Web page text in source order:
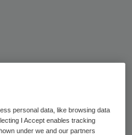
wordt
in Amsterdam
personal data, like browsing data
I Accept enables tracking
under we and our partners